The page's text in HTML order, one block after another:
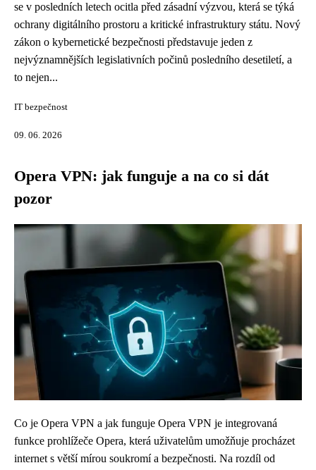
se v posledních letech ocitla před zásadní výzvou, která se týká
ochrany digitálního prostoru a kritické infrastruktury státu. Nový
zákon o kybernetické bezpečnosti představuje jeden z
nejvýznamnějších legislativních počinů posledního desetiletí, a
to nejen...
IT bezpečnost
09. 06. 2026
Opera VPN: jak funguje a na co si dát
pozor
Co je Opera VPN a jak funguje Opera VPN je integrovaná
funkce prohlížeče Opera, která uživatelům umožňuje procházet
internet s větší mírou soukromí a bezpečnosti. Na rozdíl od